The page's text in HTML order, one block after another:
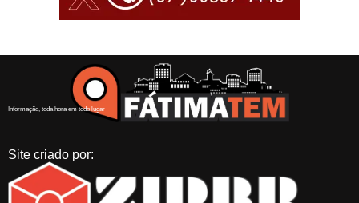
Informação, toda hora em todo lugar
Site criado por: